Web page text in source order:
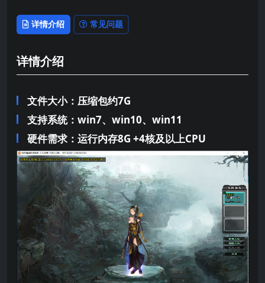
详情介绍 常见问题
详情介绍
文件大小：压缩包约7G
支持系统：win7、win10、win11
硬件需求：运行内存8G +4核及以上CPU